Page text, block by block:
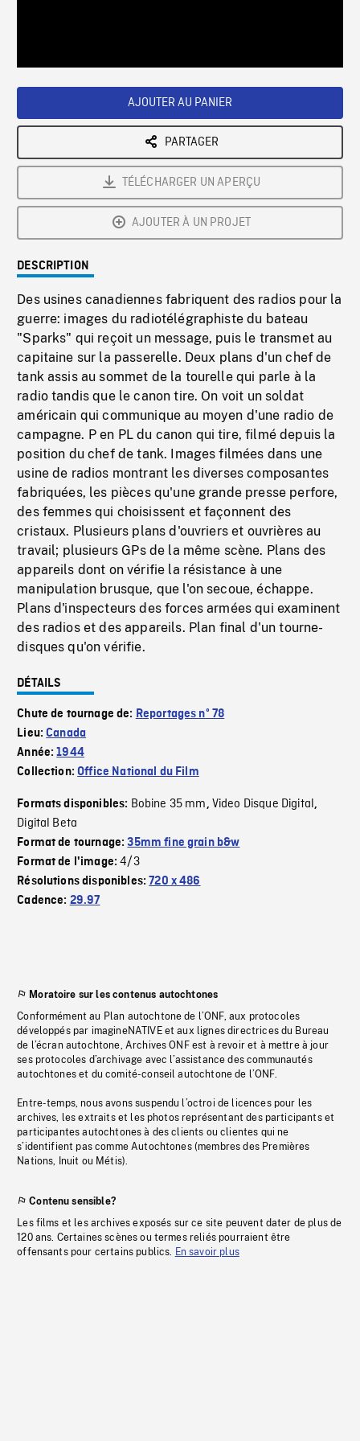
AJOUTER AU PANIER
PARTAGER
TÉLÉCHARGER UN APERÇU
AJOUTER À UN PROJET
DESCRIPTION
Des usines canadiennes fabriquent des radios pour la
guerre: images du radiotélégraphiste du bateau
"Sparks" qui reçoit un message, puis le transmet au
capitaine sur la passerelle. Deux plans d'un chef de
tank assis au sommet de la tourelle qui parle à la
radio tandis que le canon tire. On voit un soldat
américain qui communique au moyen d'une radio de
campagne. P en PL du canon qui tire, filmé depuis la
position du chef de tank. Images filmées dans une
usine de radios montrant les diverses composantes
fabriquées, les pièces qu'une grande presse perfore,
des femmes qui choisissent et façonnent des
cristaux. Plusieurs plans d'ouvriers et ouvrières au
travail; plusieurs GPs de la même scène. Plans des
appareils dont on vérifie la résistance à une
manipulation brusque, que l'on secoue, échappe.
Plans d'inspecteurs des forces armées qui examinent
des radios et des appareils. Plan final d'un tourne-
disques qu'on vérifie.
DÉTAILS
Chute de tournage de: Reportages nº 78
Lieu:Canada
Année:1944
Collection:Office National du Film
Formats disponibles: Bobine 35 mm, Video Disque Digital,
Digital Beta
Format de tournage:35mm fine grain b&w
Format de l'image:4/3
Résolutions disponibles:720 x 486
Cadence: 29.97
Moratoire sur les contenus autochtones
Conformément au Plan autochtone de l’ONF, aux protocoles
développés par imagineNATIVE et aux lignes directrices du Bureau
de l’écran autochtone, Archives ONF est à revoir et à mettre à jour
ses protocoles d’archivage avec l’assistance des communautés
autochtones et du comité-conseil autochtone de l’ONF.
Entre-temps, nous avons suspendu l’octroi de licences pour les
archives, les extraits et les photos représentant des participants et
participantes autochtones à des clients ou clientes qui ne
s’identifient pas comme Autochtones (membres des Premières
Nations, Inuit ou Métis).
Contenu sensible?
Les films et les archives exposés sur ce site peuvent dater de plus de
120 ans. Certaines scènes ou termes reliés pourraient être
offensants pour certains publics. En savoir plus